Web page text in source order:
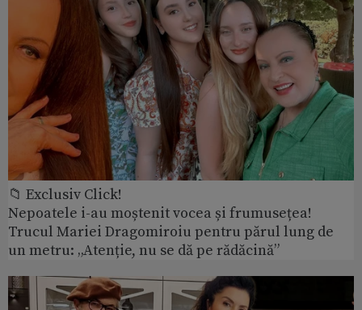
📁 Exclusiv Click!
Nepoatele i-au moștenit vocea și frumusețea!
Trucul Mariei Dragomiroiu pentru părul lung de
un metru: „Atenție, nu se dă pe rădăcină”